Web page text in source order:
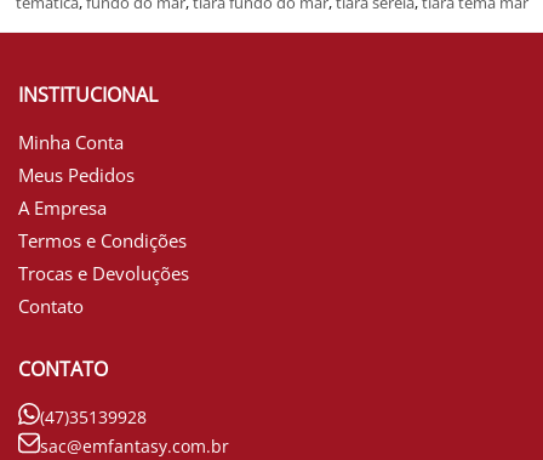
INSTITUCIONAL
Minha Conta
Meus Pedidos
A Empresa
Termos e Condições
Trocas e Devoluções
Contato
CONTATO
(47)35139928
sac@emfantasy.com.br